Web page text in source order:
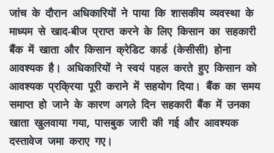
जांच के दौरान अधिकारियों ने पाया कि शासकीय व्यवस्था के
माध्यम से खाद-बीज प्राप्त करने के लिए किसान का सहकारी
बैंक में खाता और किसान क्रेडिट कार्ड (केसीसी) होना
आवश्यक है। अधिकारियों ने स्वयं पहल करते हुए किसान को
आवश्यक प्रक्रिया पूरी कराने में सहयोग दिया। बैंक का समय
समाप्त हो जाने के कारण अगले दिन सहकारी बैंक में उनका
खाता खुलवाया गया, पासबुक जारी की गई और आवश्यक
दस्तावेज जमा कराए गए।